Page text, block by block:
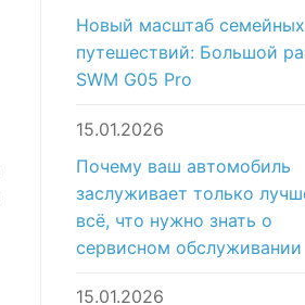
Новый масштаб семейных
путешествий: Большой
SWM G05 Pro
15.01.2026
Почему ваш автомобиль
заслуживает только
всё, что нужно знать о
сервисном обслуживании
15.01.2026